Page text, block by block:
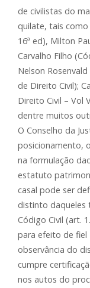
de civilistas do
quilate, tais como
16ª ed), Milton
Carvalho Filho
Nelson
de Direito Civil);
Direito Civil – Vol
dentre muitos
O Conselho da
posicionamento,
na formulação
estatuto
casal pode ser
distinto daqueles
Código Civil (art.
para efeito de fiel
observância do
cumpre
nos autos do